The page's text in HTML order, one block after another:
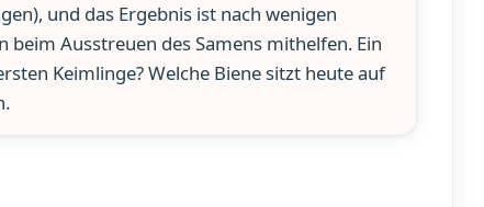
und das Ergebnis ist nach wenigen
beim Ausstreuen des Samens mithelfen. Ein
Keimlinge? Welche Biene sitzt heute auf